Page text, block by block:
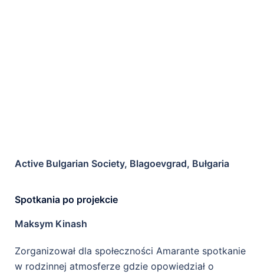
Active Bulgarian Society, Blagoevgrad, Bułgaria
Spotkania po projekcie
Maksym Kinash
Zorganizował dla społeczności Amarante spotkanie
w rodzinnej atmosferze gdzie opowiedział o